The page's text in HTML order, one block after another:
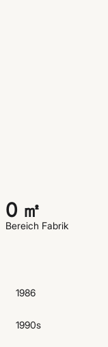
0 ㎡
Bereich Fabrik
1986
1990s